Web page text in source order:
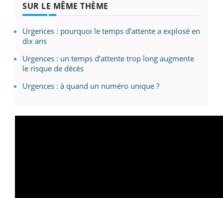
SUR LE MÊME THÈME
Urgences : pourquoi le temps d’attente a explosé en
dix ans
Urgences : un temps d’attente trop long augmente
le risque de décès
Urgences : à quand un numéro unique ?